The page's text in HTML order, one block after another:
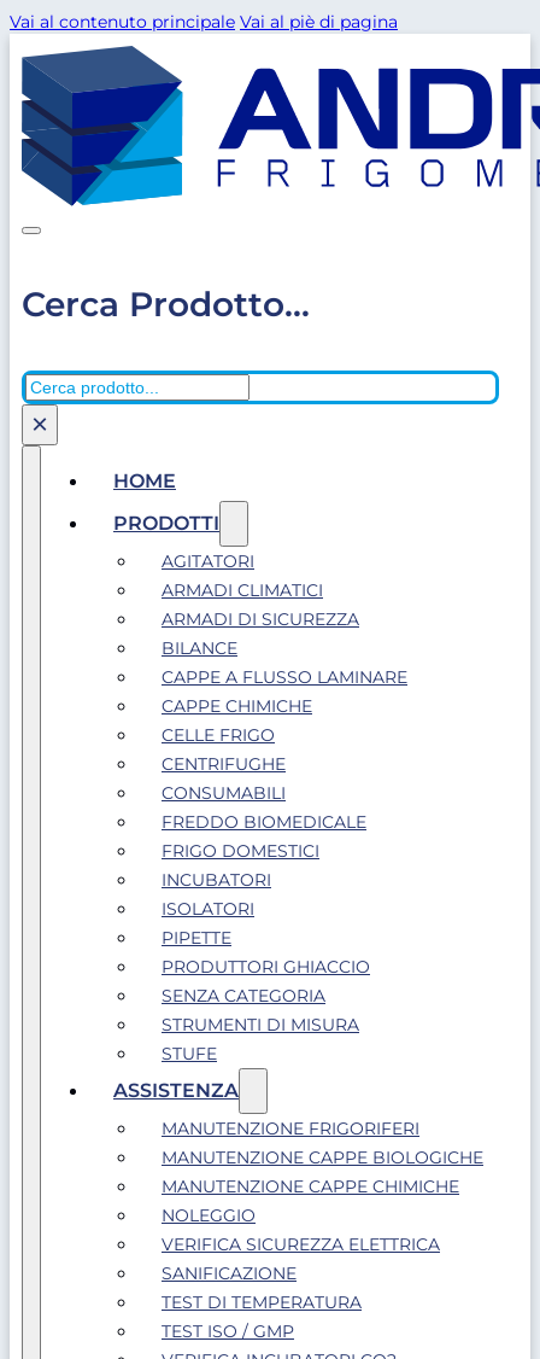
Vai al contenuto principale Vai al piè di pagina
Cerca Prodotto...
Cerca
×
HOME
PRODOTTI
AGITATORI
ARMADI CLIMATICI
ARMADI DI SICUREZZA
BILANCE
CAPPE A FLUSSO LAMINARE
CAPPE CHIMICHE
CELLE FRIGO
CENTRIFUGHE
CONSUMABILI
FREDDO BIOMEDICALE
FRIGO DOMESTICI
INCUBATORI
ISOLATORI
PIPETTE
PRODUTTORI GHIACCIO
SENZA CATEGORIA
STRUMENTI DI MISURA
STUFE
ASSISTENZA
MANUTENZIONE FRIGORIFERI
MANUTENZIONE CAPPE BIOLOGICHE
MANUTENZIONE CAPPE CHIMICHE
NOLEGGIO
VERIFICA SICUREZZA ELETTRICA
SANIFICAZIONE
TEST DI TEMPERATURA
TEST ISO / GMP